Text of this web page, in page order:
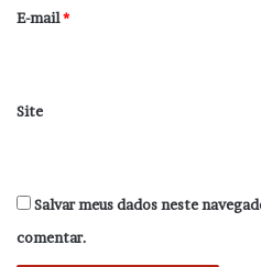
*
E-mail*
Site
Salvar meus dados neste
comentar.